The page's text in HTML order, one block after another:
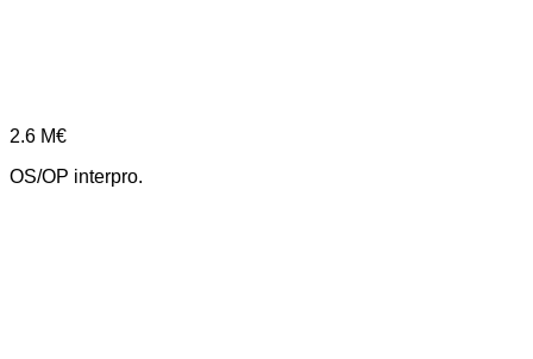
2.6 M€
OS/OP interpro.